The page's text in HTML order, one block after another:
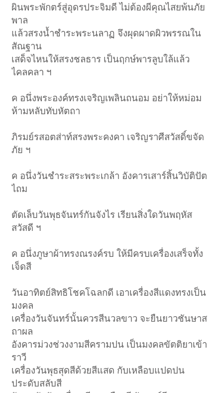
ผินพระพักตร์สู่อุดรประจิมดี ไม่ต้องผีคุณไสยพ้นภัย
พาล
แล้วสรงน้ำชำระพระนลาฏ จึงผุดผาดผิวพรรณใน
สัณฐาน
เสด็จไหนให้สรงชลธาร เป็นฤกษ์พารลูบใล้แล้ว
ไคลคลา ฯ
ค อนึ่งพระองค์ทรงเจริญเพลินถนอม อย่าให้หม่อม
ห้ามหลับทับหัตถา
ภิรมย์รสอตส่าท์สรงพระคงคา เจริญราศีสวัสดิ์ขจัด
ภัย ฯ
ค อนึ่งวันชำระสระพระเกล้า อังคารเสาร์สิ้นวิบัติปัต
ไถม
ตัดเล็บวันพุธจันทร์กันจังไร เรียนสิ่งใดวันพฤหัส
สวัสดี ฯ
ค อนึ่งภูษาผ้าทรงณรงค์รบ ให้มีครบเครื่องเสร็จทั้ง
เจ็ดสี
วันอาทิตย์สิทธิโชคโฉลกดี เอาเครื่องสีแดงทรงเป็น
มงคล
เครื่องวันจันทร์นั้นควรสีนวลขาว จะยืนยาวชันษาส
ถาผล
อังคารม่วงช่วงงามสีครามปน เป็นมงคลขัตติยาเข้า
ราวี
เครื่องวันพุธสุดสีด้วยสีแสด กับเหลือบแปดปน
ประดับสลับสี